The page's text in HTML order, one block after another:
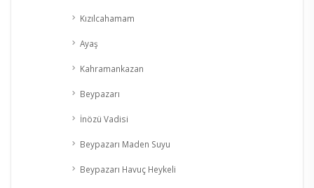
Kızılcahamam
Ayaş
Kahramankazan
Beypazarı
İnözü Vadisi
Beypazarı Maden Suyu
Beypazarı Havuç Heykeli